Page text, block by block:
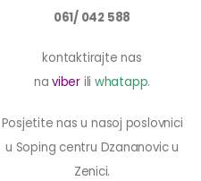
061/ 042 588
kontaktirajte nas
naviber ili whatapp.
Posjetite nas u nasoj poslovnici
u Soping centru Dzananovic u
Zenici.